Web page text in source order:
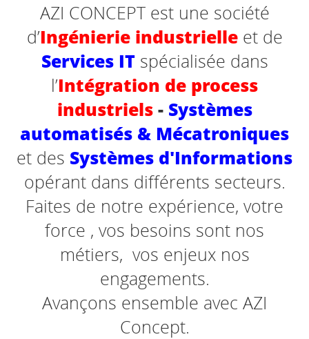
AZI CONCEPT est une société
d’Ingénierie industrielleet de
Services ITspécialisée dans
l’Intégration de process
industriels- Systèmes
automatisés & Mécatroniques
et des Systèmes d'Informations
opérant dans différents secteurs.
Faites de notre expérience, votre
force , vos besoins sont nos
métiers, vos enjeux nos
engagements.
Avançons ensemble avec AZI
Concept.